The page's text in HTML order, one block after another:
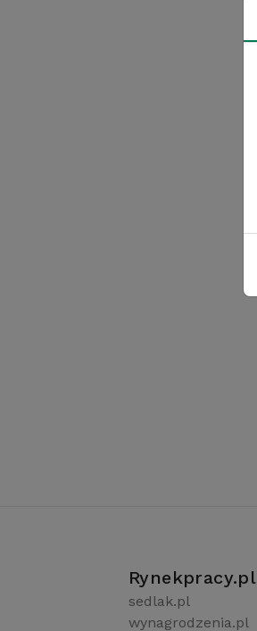
Rynekpracy.pl
sedlak.pl
wynagrodzenia.pl